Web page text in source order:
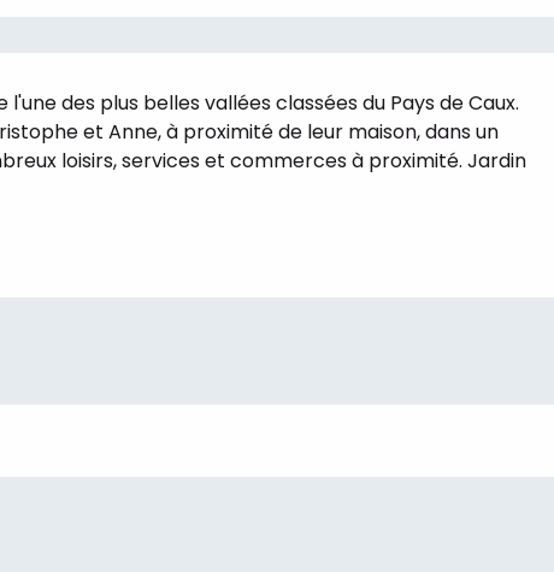
des plus belles vallées classées du Pays de Caux.
et Anne, à proximité de leur maison, dans un
loisirs, services et commerces à proximité. Jardin